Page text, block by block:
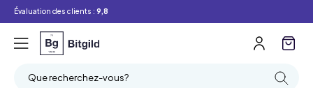
Évaluation des clients : 9,8
Que recherchez-vous?